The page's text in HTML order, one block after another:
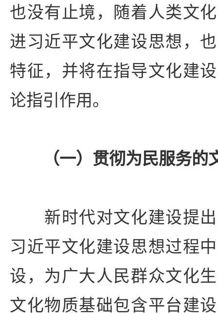
也没有止境，随着人类文
进习近平文化建设思想，
特征，并将在指导文化建
论指引作用。
（一）贯彻为民服务的
新时代对文化建设提出
习近平文化建设思想过程
设，为广大人民群众文化
文化物质基础包含平台建